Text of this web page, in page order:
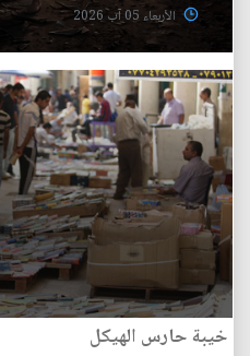
الأربعاء 05 آب 2026
خيبة حارس الهيكل